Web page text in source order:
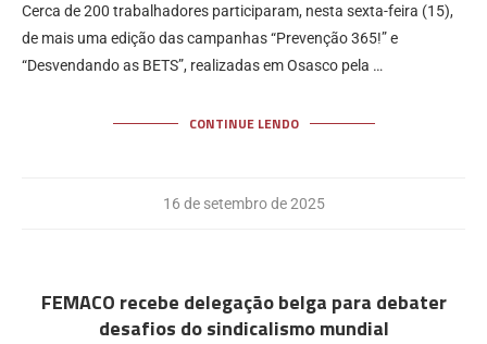
Cerca de 200 trabalhadores participaram, nesta sexta-feira (15),
de mais uma edição das campanhas “Prevenção 365!” e
“Desvendando as BETS”, realizadas em Osasco pela …
CONTINUE LENDO
16 de setembro de 2025
FEMACO recebe delegação belga para debater
desafios do sindicalismo mundial